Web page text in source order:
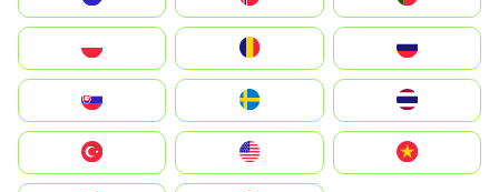
United States